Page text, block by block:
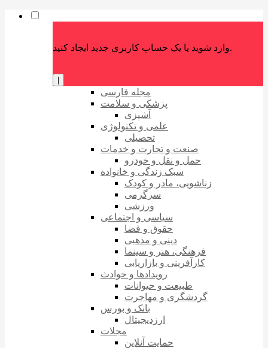
وارد شوید یا یک حساب کاربری جدید ایجاد کنید.
مجله فارسی
پزشکی و سلامت
آشپزی
علمی و تکنولوژی
تحصیلی
صنعت و تجارت و خدمات
حمل و نقل و خودرو
سبک زندگی و خانواده
زناشویی، مادر و کودک
سرگرمی
ورزشی
سیاسی و اجتماعی
حقوق و قضا
دینی و مذهبی
فرهنگی، هنر و سینما
کارآفرینی و بازاریابی
رویدادها و حوادث
طبیعت و حیوانات
گردشگری و مهاجرت
بانک و بورس
ارزدیجیتال
مجلات
حمایت آنلاین